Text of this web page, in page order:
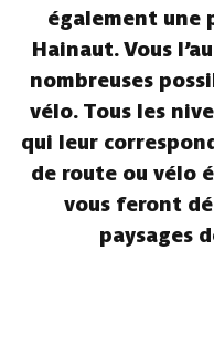
également une
Hainaut. Vous
nombreuses
vélo. Tous les
qui leur
de route ou vélo
vous feront
paysages